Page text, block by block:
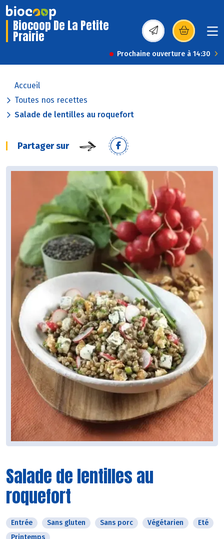
Biocoop De La Petite
Prairie (s’ouvre dans une
Prochaine ouverture à 14:30
Accueil
Toutes nos recettes
Salade de lentilles au roquefort
Partager sur
Salade de lentilles au
roquefort
Entrée Sans gluten Sans porc Végétarien
Eté
Printemps